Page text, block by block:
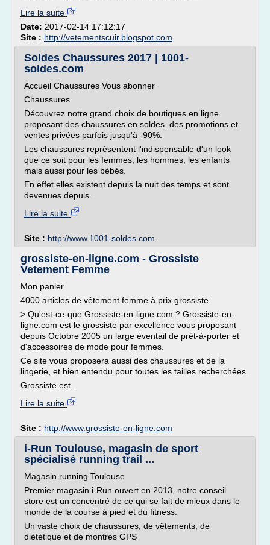
Lire la suite
Date: 2017-02-14 17:12:17
Site : http://vetementscuir.blogspot.com
Soldes Chaussures 2017 | 1001-
soldes.com
Accueil Chaussures Vous abonner
Chaussures
Découvrez notre grand choix de boutiques en ligne
proposant des chaussures en soldes, des promotions et
ventes privées parfois jusqu'à -90%.
Les chaussures représentent l'indispensable d'un look
que ce soit pour les femmes, les hommes, les enfants
mais aussi pour les bébés.
En effet elles existent depuis la nuit des temps et sont
devenues depuis...
Lire la suite
Site : http://www.1001-soldes.com
grossiste-en-ligne.com - Grossiste
Vetement Femme
Mon panier
4000 articles de vêtement femme à prix grossiste
> Qu'est-ce-que Grossiste-en-ligne.com ? Grossiste-en-
ligne.com est le grossiste par excellence vous proposant
depuis Octobre 2005 un large éventail de prêt-à-porter et
d'accessoires de mode pour femmes.
Ce site vous proposera aussi des chaussures et de la
lingerie, et bien entendu pour toutes les tailles recherchées.
Grossiste est...
Lire la suite
Site : http://www.grossiste-en-ligne.com
i-Run Toulouse, magasin de sport
spécialisé running trail ...
Magasin running Toulouse
Premier magasin i-Run ouvert en 2013, notre conseil
store est un concentré de ce qui se fait de mieux dans le
monde de la course à pied et du fitness.
Un vaste choix de chaussures, de vêtements, de
diététique et de montres GPS